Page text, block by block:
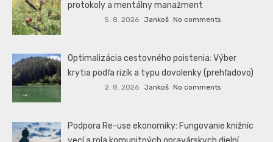
protokoly a mentálny manažment
5. 8. 2026 Jankoš No comments
Optimalizácia cestovného poistenia: Výber
krytia podľa rizík a typu dovolenky (prehľadovo)
2. 8. 2026 Jankoš No comments
Podpora Re-use ekonomiky: Fungovanie knižníc